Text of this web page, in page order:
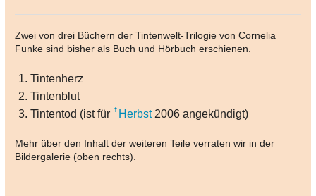
Zwei von drei Büchern der Tintenwelt-Trilogie von Cornelia
Funke sind bisher als Buch und Hörbuch erschienen.
Tintenherz
Tintenblut
Tintentod (ist für
Herbst2006 angekündigt)
Mehr über den Inhalt der weiteren Teile verraten wir in der
Bildergalerie (oben rechts).